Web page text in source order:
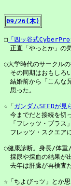
09/26(木)
□ 「四ッ谷式
正直「やっとか」の
○大学時代のサークル
その同期はおもしろ
結婚前から「こんな
思った。
☆「 ガンダムSEEDが見
今までだと接続を切
「フレッツ・プラス
フレッツ・スクエア
○健康診断。身長/体重
採尿や採血の結果が
去年は肝臓が再検査
☆「ちよびっツ」とか